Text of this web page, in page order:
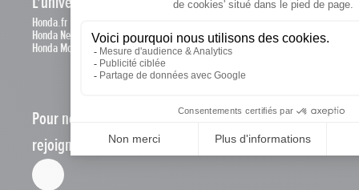
Honda.fr
Honda News
Honda Motos
Pour ne rien manquer de l'actualité,
rejoignez-nous sur les réseaux !